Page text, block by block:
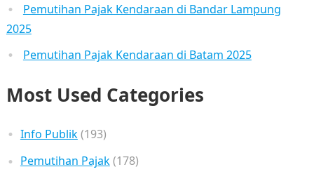
Pemutihan Pajak Kendaraan di Bandar Lampung
2025
Pemutihan Pajak Kendaraan di Batam 2025
Most Used Categories
Info Publik(193)
Pemutihan Pajak(178)